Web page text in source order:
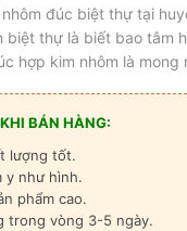
đúc biệt thự tại
biệt thự là biết bao tâm
hợp kim nhôm là
BÁN HÀNG:
lượng tốt.
y như hình.
phẩm cao.
trong vòng 3-5 ngày.